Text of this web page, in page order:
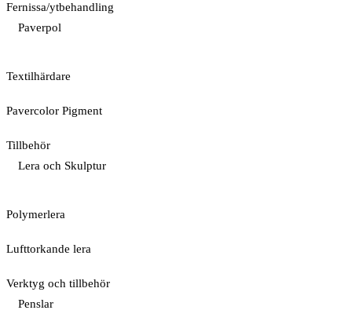
Fernissa/ytbehandling
Paverpol
Textilhärdare
Pavercolor Pigment
Tillbehör
Lera och Skulptur
Polymerlera
Lufttorkande lera
Verktyg och tillbehör
Penslar